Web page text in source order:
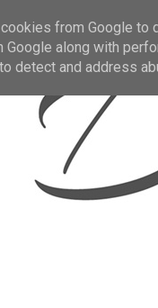
from Google to
Google along with
detect and address